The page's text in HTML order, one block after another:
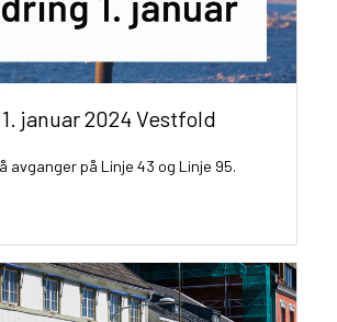
januar 2024 Vestfold
avganger på Linje 43 og Linje 95.